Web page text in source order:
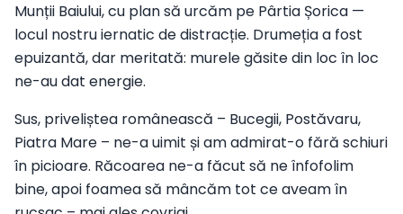
Munții Baiului, cu plan să urcăm pe Pârtia Șorica —
locul nostru iernatic de distracție. Drumeția a fost
epuizantă, dar meritată: murele găsite din loc în loc
ne-au dat energie.
Sus, priveliștea românească – Bucegii, Postăvaru,
Piatra Mare – ne-a uimit și am admirat-o fără schiuri
în picioare. Răcoarea ne-a făcut să ne înfofolim
bine, apoi foamea să mâncăm tot ce aveam în